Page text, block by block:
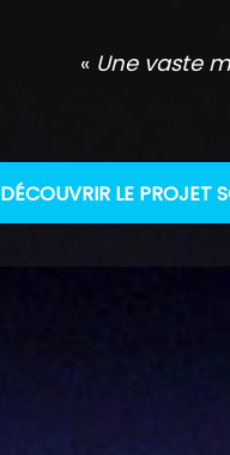
« Une vaste
DÉCOUVRIR LE PROJET